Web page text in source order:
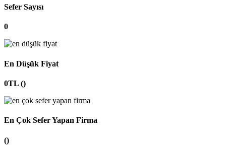
Sefer Sayısı
0
En Düşük Fiyat
0TL ()
En Çok Sefer Yapan Firma
()